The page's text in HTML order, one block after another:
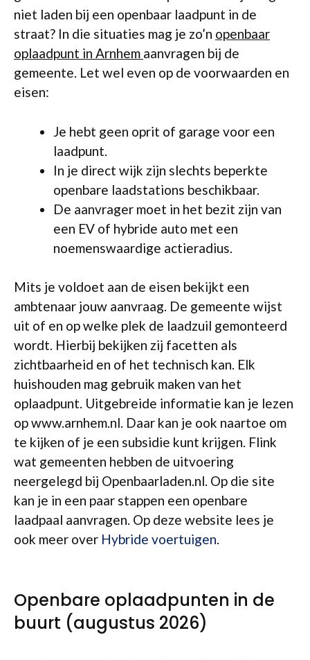
niet laden bij een openbaar laadpunt in de
straat? In die situaties mag je zo’n openbaar
oplaadpunt in Arnhem aanvragen bij de
gemeente. Let wel even op de voorwaarden en
eisen:
Je hebt geen oprit of garage voor een
laadpunt.
In je direct wijk zijn slechts beperkte
openbare laadstations beschikbaar.
De aanvrager moet in het bezit zijn van
een EV of hybride auto met een
noemenswaardige actieradius.
Mits je voldoet aan de eisen bekijkt een
ambtenaar jouw aanvraag. De gemeente wijst
uit of en op welke plek de laadzuil gemonteerd
wordt. Hierbij bekijken zij facetten als
zichtbaarheid en of het technisch kan. Elk
huishouden mag gebruik maken van het
oplaadpunt. Uitgebreide informatie kan je lezen
op www.arnhem.nl. Daar kan je ook naartoe om
te kijken of je een subsidie kunt krijgen. Flink
wat gemeenten hebben de uitvoering
neergelegd bij Openbaarladen.nl. Op die site
kan je in een paar stappen een openbare
laadpaal aanvragen. Op deze website lees je
ook meer over Hybride voertuigen.
Openbare oplaadpunten in de
buurt (augustus 2026)